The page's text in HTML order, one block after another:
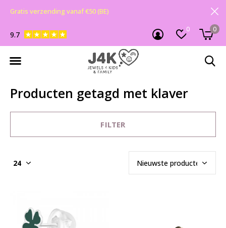
0 0
9.7
Gratis verzending vanaf €50 (BE)
Producten getagd met klaver
FILTER